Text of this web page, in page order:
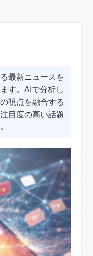
最新ニュースを
す。AIで分析し
視点を融合する
目度の高い話題